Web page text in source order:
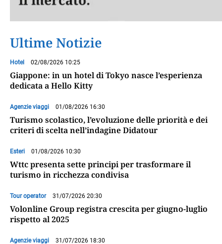
Ultime Notizie
Hotel 02/08/2026 10:25
Giappone: in un hotel di Tokyo nasce l’esperienza
dedicata a Hello Kitty
Agenzie viaggi 01/08/2026 16:30
Turismo scolastico, l’evoluzione delle priorità e dei
criteri di scelta nell’indagine Didatour
Esteri 01/08/2026 10:30
Wttc presenta sette principi per trasformare il
turismo in ricchezza condivisa
Tour operator 31/07/2026 20:30
Volonline Group registra crescita per giugno-luglio
rispetto al 2025
Agenzie viaggi 31/07/2026 18:30